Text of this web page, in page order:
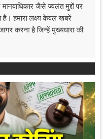
जैसे ज्वलंत मुद्दों पर
है। हमारा लक्ष्य केवल खबरें
करना है जिन्हें मुख्यधारा की